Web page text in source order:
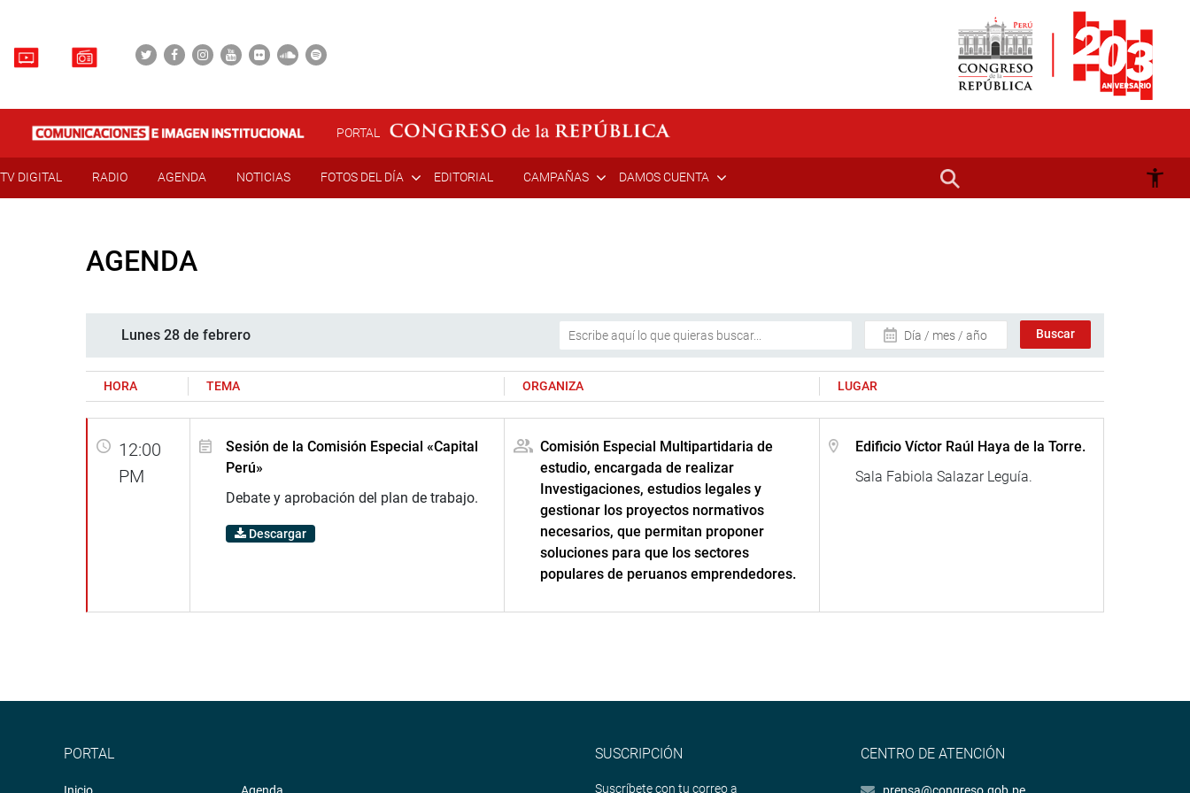
PORTAL
TV DIGITAL RADIO AGENDA NOTICIAS FOTOS DEL DÍA EDITORIAL CAMPAÑAS DAMOS CUENTA
AGENDA
Lunes 28 de febrero Día / mes / año
HORA TEMA ORGANIZA LUGAR
12:00
PM
Sesión de la Comisión Especial «Capital
Perú»
Debate y aprobación del plan de trabajo.
Descargar
Comisión Especial Multipartidaria de
estudio, encargada de realizar
Investigaciones, estudios legales y
gestionar los proyectos normativos
necesarios, que permitan proponer
soluciones para que los sectores
populares de peruanos emprendedores.
Edificio Víctor Raúl Haya de la Torre.
Sala Fabiola Salazar Leguía.
PORTAL SUSCRIPCIÓN
Suscríbete con tu correo a
CENTRO DE ATENCIÓN